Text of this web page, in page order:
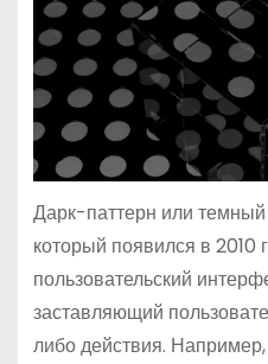
Дарк-паттерн или
который появился в 2010
пользовательский
заставляющий
либо действия.